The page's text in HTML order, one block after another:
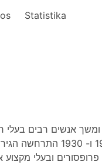
Statistika
אנשים רבים בעלי
סוציאליסטיים ושוויון. במהלך העשורים
ובעלי מקצוע